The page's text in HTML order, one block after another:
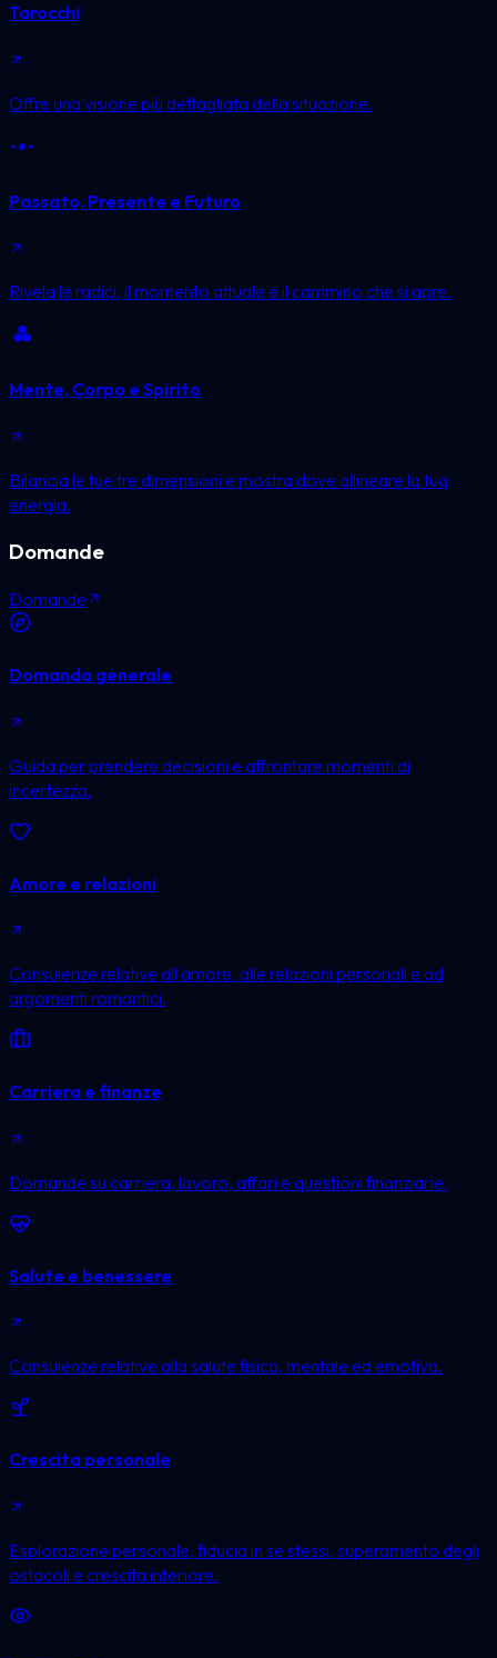
Tarocchi
Offre una visione più dettagliata della situazione.
Passato, Presente e Futuro
Rivela le radici, il momento attuale e il cammino che si apre.
Mente, Corpo e Spirito
Bilancia le tue tre dimensioni e mostra dove allineare la tua
energia.
Domande
Domande
Domanda generale
Guida per prendere decisioni e affrontare momenti di
incertezza.
Amore e relazioni
Consulenze relative all'amore, alle relazioni personali e ad
argomenti romantici.
Carriera e finanze
Domande su carriera, lavoro, affari e questioni finanziarie.
Salute e benessere
Consulenze relative alla salute fisica, mentale ed emotiva.
Crescita personale
Esplorazione personale, fiducia in se stessi, superamento degli
ostacoli e crescita interiore.